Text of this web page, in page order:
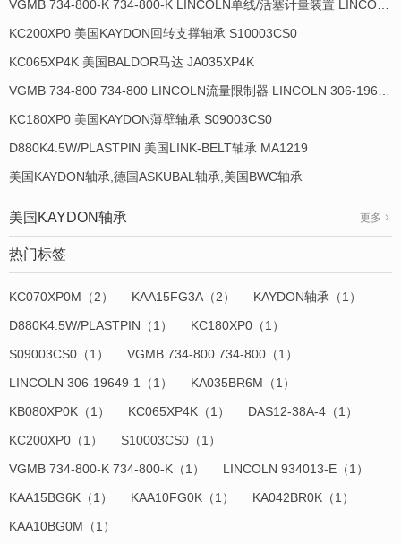
KC200XP0 美国KAYDON回转支撑轴承 S10003CS0
KC065XP4K 美国BALDOR马达 JA035XP4K
KC180XP0 美国KAYDON薄壁轴承 S09003CS0
D880K4.5W/PLASTPIN 美国LINK-BELT轴承 MA1219
美国KAYDON轴承,德国ASKUBAL轴承,美国BWC轴承
美国KAYDON轴承 更多
热门标签
KC070XP0M（2） KAA15FG3A（2）
KAYDON轴承（1）
D880K4.5W/PLASTPIN（1）
KC180XP0（1）
S09003CS0（1）
VGMB 734-800 734-800（1）
LINCOLN 306-19649-1（1）
KA035BR6M（1）
KB080XP0K（1）
KC065XP4K（1）
DAS12-38A-4（1）
KC200XP0（1）
S10003CS0（1）
VGMB 734-800-K 734-800-K（1）
LINCOLN 934013-E（1）
KAA15BG6K（1）
KAA10FG0K（1）
KA042BR0K（1）
KAA10BG0M（1）